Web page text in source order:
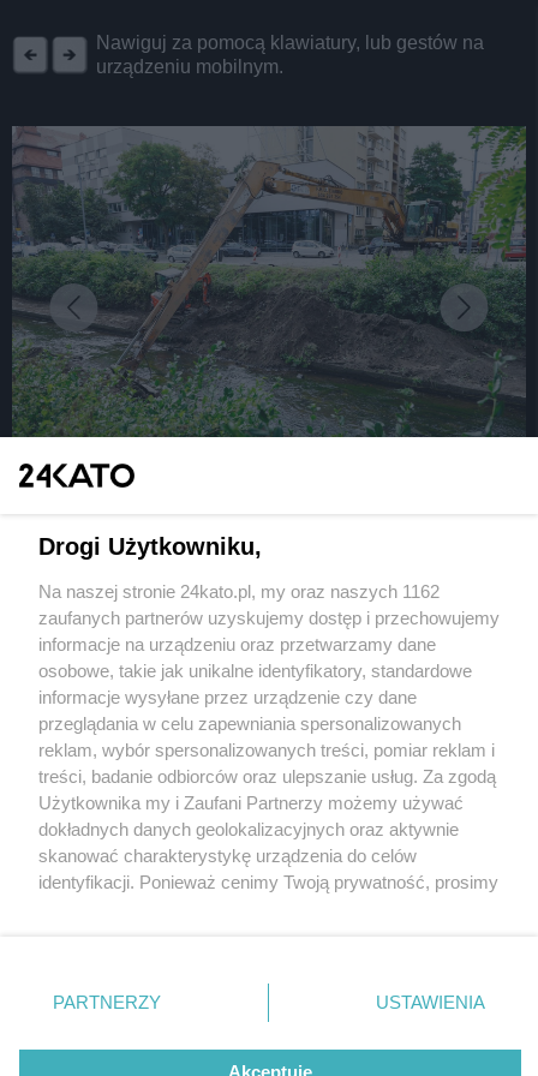
Nawiguj za pomocą klawiatury, lub gestów na
urządzeniu mobilnym.
Katowicach. Do tego śmieci, takie jak wózek,
2 / 9
Oczyszczanie Rawy,
Katowice
Na jednym z etapów wykorzystano koparkę z 18-
metrowym ramieniem
Wydawca mediów lokalnych
Nie zapomnij
zapoznać się z:
polityką prywatności regulamin korzystania z portali
Twojemiasto
Piekary Śląskie
Chorzów
Tarnowskie Góry
Gliwice
Skontakuj sięz nami
Kontakt
Wydawca
Redakcja
Drogi Użytkowniku,
Na naszej stronie 24kato.pl, my oraz naszych 1162
zaufanych partnerów uzyskujemy dostęp i przechowujemy
informacje na urządzeniu oraz przetwarzamy dane
osobowe, takie jak unikalne identyfikatory, standardowe
informacje wysyłane przez urządzenie czy dane
przeglądania w celu zapewniania spersonalizowanych
reklam, wybór spersonalizowanych treści, pomiar reklam i
treści, badanie odbiorców oraz ulepszanie usług. Za zgodą
Użytkownika my i Zaufani Partnerzy możemy używać
dokładnych danych geolokalizacyjnych oraz aktywnie
skanować charakterystykę urządzenia do celów
identyfikacji. Ponieważ cenimy Twoją prywatność, prosimy
prywatności znajdujący się w lewym dolnym rogu strony
. Niektóre rodzaje przetwarzania danych nie wymagają
zgody użytkownika, ale masz prawo sprzeciwić się
takiemu przetwarzaniu. Preferencje będą miały
PARTNERZY USTAWIENIA
Akceptuję